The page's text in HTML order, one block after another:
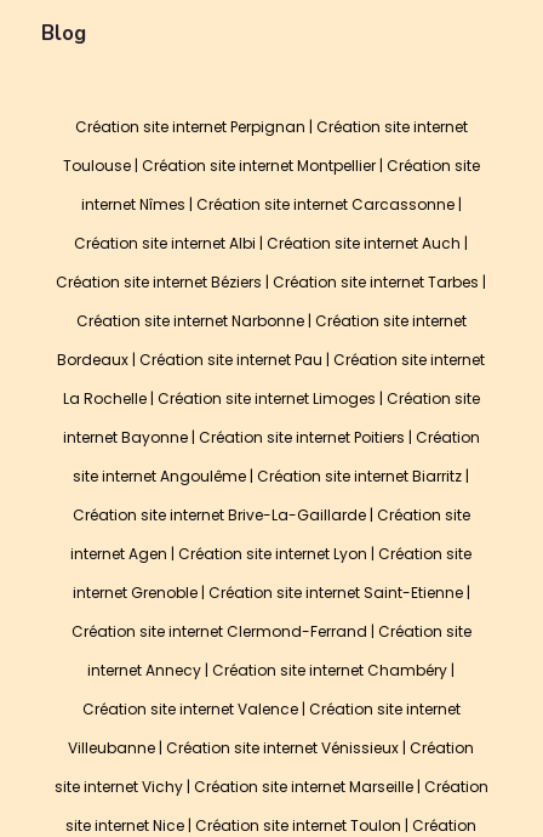
Blog
Création site internet Perpignan | Création site internet
Toulouse| Création site internet Montpellier| Création site
internet Nîmes | Création site internet Carcassonne|
Création site internet Albi |Création site internet Auch |
Création site internet Béziers |Création site internet Tarbes |
Création site internet Narbonne| Création site internet
Bordeaux |Création site internet Pau |Création site internet
La Rochelle| Création site internet Limoges | Création site
internet Bayonne| Création site internet Poitiers | Création
site internet Angoulême |Création site internet Biarritz |
Création site internet Brive-La-Gaillarde| Création site
internet Agen |Création site internet Lyon |Création site
internet Grenoble| Création site internet Saint-Etienne|
Création site internet Clermond-Ferrand | Création site
internet Annecy |Création site internet Chambéry |
Création site internet Valence| Création site internet
Villeubanne |Création site internet Vénissieux |Création
site internet Vichy| Création site internet Marseille| Création
site internet Nice |Création site internet Toulon |Création